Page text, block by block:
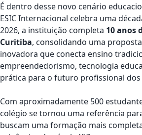
É dentro desse novo cenário
ESIC Internacional celebra uma
2026, a instituição completa 10 anos
Curitiba, consolidando uma
inovadora que conecta ensino
empreendedorismo, tecnologia
prática para o futuro profissional dos
Com aproximadamente 500
colégio se tornou uma referência
buscam uma formação mais